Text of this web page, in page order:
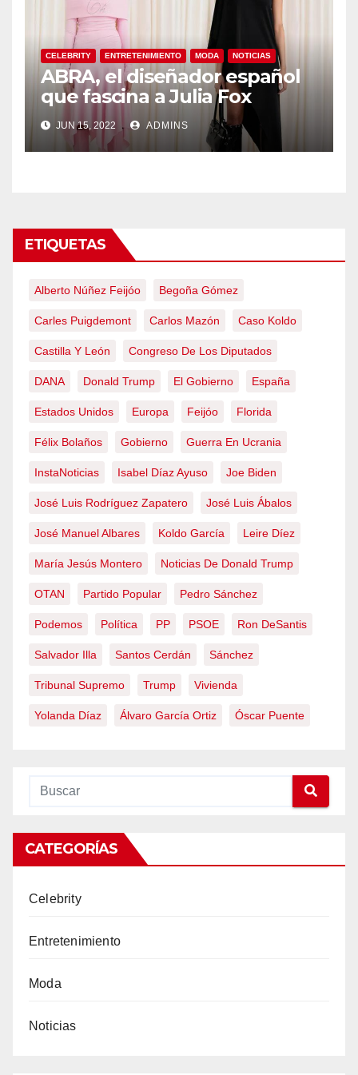
CELEBRITY ENTRETENIMIENTO MODA NOTICIAS
ABRA, el diseñador español
que fascina a Julia Fox
JUN 15, 2022 ADMINS
ETIQUETAS
Alberto Núñez Feijóo Begoña Gómez
Carles Puigdemont Carlos Mazón Caso Koldo
Castilla Y León Congreso De Los Diputados
DANA Donald Trump El Gobierno España
Estados Unidos Europa Feijóo Florida
Félix Bolaños Gobierno Guerra En Ucrania
InstaNoticias Isabel Díaz Ayuso Joe Biden
José Luis Rodríguez Zapatero José Luis Ábalos
José Manuel Albares Koldo García Leire Díez
María Jesús Montero Noticias De Donald Trump
OTAN Partido Popular Pedro Sánchez
Podemos Política PP PSOE Ron DeSantis
Salvador Illa Santos Cerdán Sánchez
Tribunal Supremo Trump Vivienda
Yolanda Díaz Álvaro García Ortiz Óscar Puente
CATEGORÍAS
Celebrity
Entretenimiento
Moda
Noticias